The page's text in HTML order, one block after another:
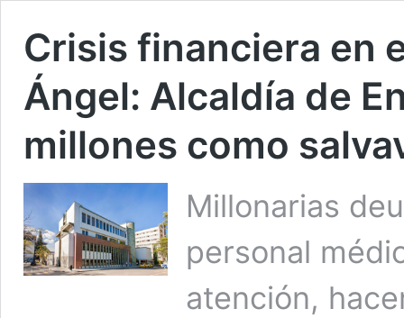
Crisis financiera en
Ángel: Alcaldía de
millones como
Millonarias
personal
atención,